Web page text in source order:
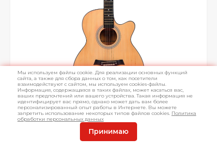
Мы используем файлы cookie. Для реализации основных функций
сайта, а также для сбора данных о том, как посетители
взаимодействуют с сайтом, мы используем cookies-файлы.
Информация, содержащаяся в таких файлах, может касаться вас,
ваших предпочтений или вашего устройства. Такая информация не
идентифицирует вас прямо, однако может дать вам более
персонализированный опыт работы в Интернете. Вы можете
запретить использование некоторых типов файлов cookies. Политика
обработки персональных данных
Принимаю